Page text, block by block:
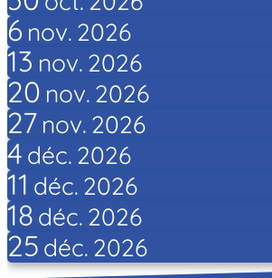
6 nov. 2026
13 nov. 2026
20 nov. 2026
27 nov. 2026
4 déc. 2026
11 déc. 2026
18 déc. 2026
25 déc. 2026